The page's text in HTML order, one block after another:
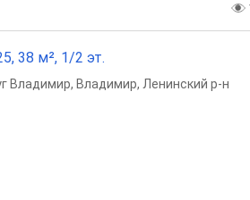
38 м², 1/2 эт.
Владимир, Владимир, Ленинский р-н